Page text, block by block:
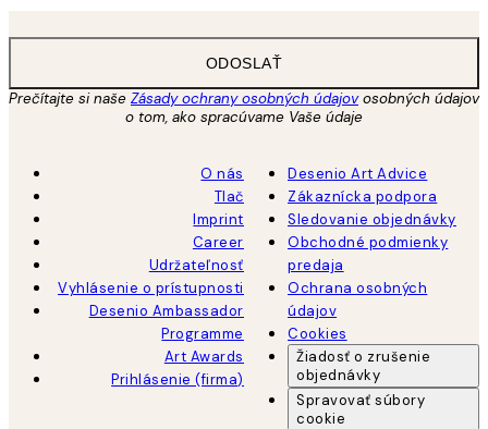
ODOSLAŤ
Prečítajte si naše Zásady ochrany osobných údajovosobných údajov
o tom, ako spracúvame Vaše údaje
O nás
Tlač
Imprint
Career
Udržateľnosť
Vyhlásenie o prístupnosti
Desenio Ambassador
Programme
Art Awards
Prihlásenie (firma)
Desenio Art Advice
Zákaznícka podpora
Sledovanie objednávky
Obchodné podmienky
predaja
Ochrana osobných
údajov
Cookies
Žiadosť o zrušenie
objednávky
Spravovať súbory
cookie